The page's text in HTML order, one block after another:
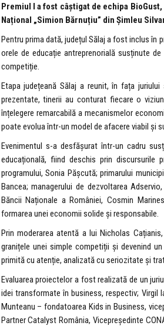
Premiul I a fost câștigat de echipa
Național „Simion Bărnuțiu” din Șimleu
Pentru prima dată, județul Sălaj a fost inclus în
orele de educație antreprenorială susținute
competiție.
Etapa județeană Sălaj a reunit, în fața
prezentate, tinerii au conturat fiecare o
înțelegere remarcabilă a mecanismelor
poate evolua într-un model de afacere viabil și
Evenimentul s-a desfășurat într-un cadru
educațională, fiind deschis prin discursurile
programului, Sonia Pășcută; primarului
Bancea; managerului de dezvoltarea
Băncii Naționale a României, Cosmin
formarea unei economii solide și responsabile.
Prin moderarea atentă a lui Nicholas
granițele unei simple competiții și devenind
primită cu atenție, analizată cu seriozitate și
Evaluarea proiectelor a fost realizată de un
idei transformate în business, respectiv; Virgil
Munteanu – fondatoarea Kids in Business,
Partner Catalyst România, Vicepreședinte